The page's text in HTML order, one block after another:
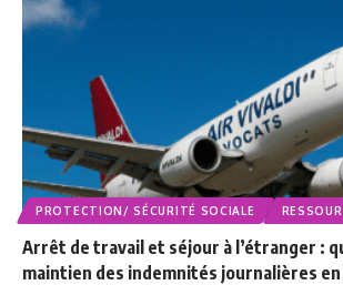
PROTECTION/ SÉCURITÉ SOCIALE
Arrêt de travail et séjour à l’étranger :
maintien des indemnités journalières en